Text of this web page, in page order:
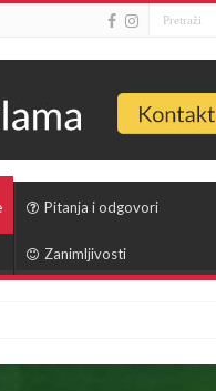
Pitanja i odgovori
Zanimljivosti